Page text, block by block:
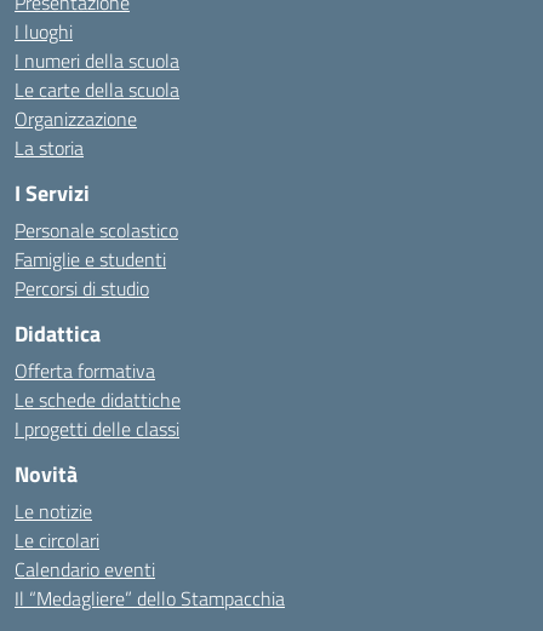
I luoghi
I numeri della scuola
Le carte della scuola
Organizzazione
La storia
I Servizi
Personale scolastico
Famiglie e studenti
Percorsi di studio
Didattica
Offerta formativa
Le schede didattiche
I progetti delle classi
Novità
Le notizie
Le circolari
Calendario eventi
Il “Medagliere” dello Stampacchia